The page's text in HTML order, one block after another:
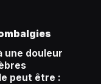
une douleur
peut être :